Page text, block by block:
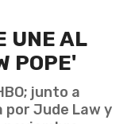
UNE AL
POPE'
junto a
Jude Law y